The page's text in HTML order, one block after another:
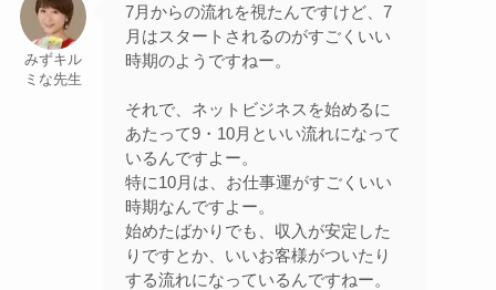
みずキル
ミな先生
7月からの流れを視たんですけど、7
月はスタートされるのがすごくいい
時期のようですねー。
それで、ネットビジネスを始めるに
あたって9・10月といい流れになって
いるんですよー。
特に10月は、お仕事運がすごくいい
時期なんですよー。
始めたばかりでも、収入が安定した
りですとか、いいお客様がついたり
する流れになっているんですねー。